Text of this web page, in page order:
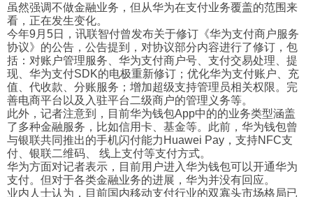
虽然强调不做金融业务，但从华为在支付业务覆盖的范围来
看，正在发生变化。
今年9月5日，讯联智付曾发布关于修订《华为支付商户服务
协议》的公告，公告提到，对协议部分内容进行了修订，包
括：对账户管理服务、华为支付商户号、支付交易处理、提
现、华为支付SDK的电极重新修订；优化华为支付账户、充
值、代收款、分账服务；增加超级支持管理员相关权限。完
善电商平台以及入驻平台二级商户的管理义务等。
此外，记者注意到，目前华为钱包App中的的业务类型涵盖
了多种金融服务，比如信用卡、基金等。此前，华为钱包曾
与银联共同推出的手机闪付能力Huawei Pay，支持NFC支
付、银联二维码、 线上支付等支付方式。
华为方面对记者表示，目前用户进入华为钱包可以开通华为
支付。但对于各类金融业务的进展，华为并没有回应。
业内人士认为，目前国内移动支付行业的双寡头市场格局已